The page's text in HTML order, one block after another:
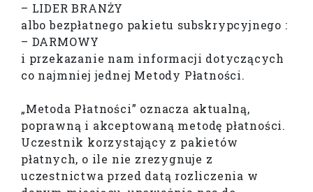
– LIDER BRANŻY
albo bezpłatnego pakietu subskrypcyjnego :
– DARMOWY
i przekazanie nam informacji dotyczących
co najmniej jednej Metody Płatności.
„Metoda Płatności” oznacza aktualną,
poprawną i akceptowaną metodę płatności.
Uczestnik korzystający z pakietów
płatnych, o ile nie zrezygnuje z
uczestnictwa przed datą rozliczenia w